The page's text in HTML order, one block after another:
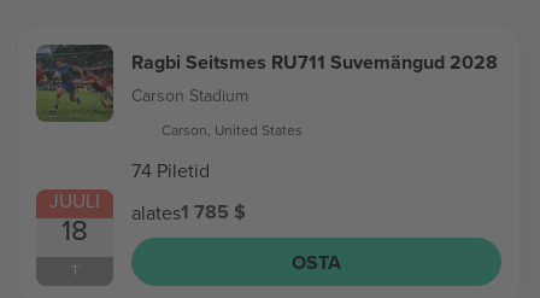
JUULI
18
T
Ragbi Seitsmes RU711 Suvemängud 2028
Carson Stadium
Carson, United States
74 Piletid
alates1 785 $
OSTA